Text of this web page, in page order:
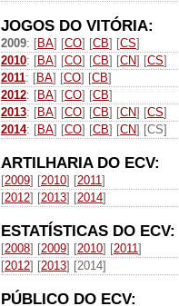
JOGOS DO VITÓRIA:
2009: [BA] [CO] [CB] [CS]
2010: [BA] [CO] [CB] [CN] [CS]
2011: [BA] [CO] [CB]
2012: [BA] [CO] [CB]
2013: [BA] [CO] [CB] [CN] [CS]
2014: [BA] [CO] [CB] [CN] [CS]
ARTILHARIA DO ECV:
[2009] [2010] [2011]
[2012] [2013] [2014]
ESTATÍSTICAS DO ECV:
[2008] [2009] [2010] [2011]
[2012] [2013] [2014]
PÚBLICO DO ECV: